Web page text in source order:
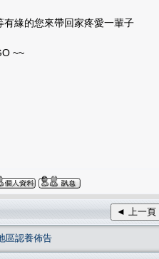
有緣的您來帶回家疼愛一輩子
~~
◄ 上一頁
區認養佈告